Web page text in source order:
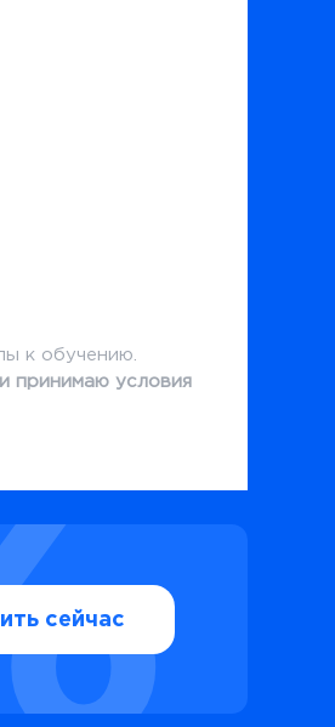
к обучению.
принимаю условия
сейчас